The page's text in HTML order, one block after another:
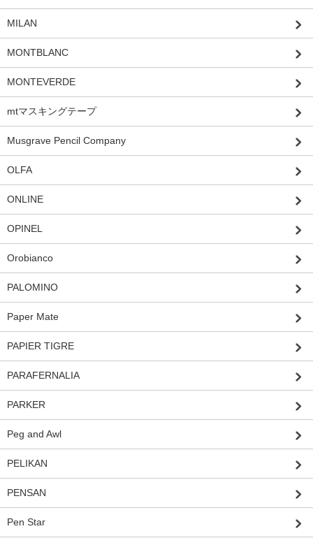
MILAN
MONTBLANC
MONTEVERDE
mtマスキングテープ
Musgrave Pencil Company
OLFA
ONLINE
OPINEL
Orobianco
PALOMINO
Paper Mate
PAPIER TIGRE
PARAFERNALIA
PARKER
Peg and Awl
PELIKAN
PENSAN
Pen Star